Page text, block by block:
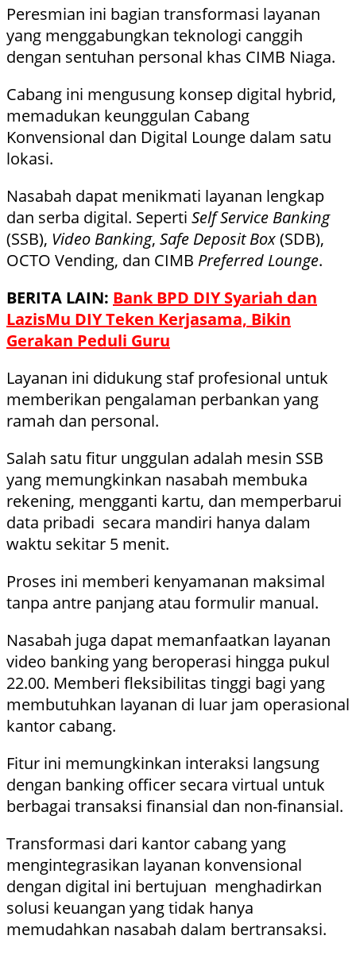
Peresmian ini bagian transformasi layanan
yang menggabungkan teknologi canggih
dengan sentuhan personal khas CIMB Niaga.
Cabang ini mengusung konsep digital hybrid,
memadukan keunggulan Cabang
Konvensional dan Digital Lounge dalam satu
lokasi.
Nasabah dapat menikmati layanan lengkap
dan serba digital. Seperti Self Service Banking
(SSB), Video Banking, Safe Deposit Box(SDB),
OCTO Vending, dan CIMB Preferred Lounge.
BERITA LAIN: Bank BPD DIY Syariah dan
LazisMu DIY Teken Kerjasama, Bikin
Gerakan Peduli Guru
Layanan ini didukung staf profesional untuk
memberikan pengalaman perbankan yang
ramah dan personal.
Salah satu fitur unggulan adalah mesin SSB
yang memungkinkan nasabah membuka
rekening, mengganti kartu, dan memperbarui
data pribadi secara mandiri hanya dalam
waktu sekitar 5 menit.
Proses ini memberi kenyamanan maksimal
tanpa antre panjang atau formulir manual.
Nasabah juga dapat memanfaatkan layanan
video banking yang beroperasi hingga pukul
22.00. Memberi fleksibilitas tinggi bagi yang
membutuhkan layanan di luar jam operasional
kantor cabang.
Fitur ini memungkinkan interaksi langsung
dengan banking officer secara virtual untuk
berbagai transaksi finansial dan non-finansial.
Transformasi dari kantor cabang yang
mengintegrasikan layanan konvensional
dengan digital ini bertujuan menghadirkan
solusi keuangan yang tidak hanya
memudahkan nasabah dalam bertransaksi.